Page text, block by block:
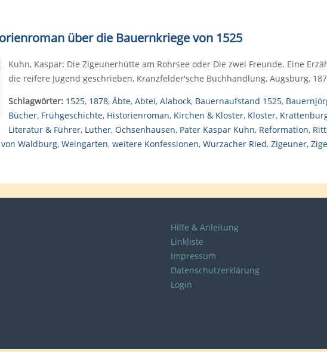
über die Bauernkriege von 1525
Kuhn, Kaspar: Die Zigeunerhütte am Rohrsee oder Die zwei Freunde. Eine
die reifere Jugend geschrieben, Kranzfelder'sche Buchhandlung, Augsburg,
Schlagwörter: 1525, 1878, Äbte, Abtei, Alabock, Bauernaufstand 1525,
Bücher, Frühgeschichte, Historienroman, Kirchen & Kloster, Kloster,
Literatur & Führer, Luther, Ochsenhausen, Pater Kaspar Kuhn, Reformation,
Waldburg, Weingarten, weitere Konfessionen, Wurzacher Ried, Zigeuner,
Hilfe & Anleitung
Linkliste
Impressum
Datenschutzerklärung
Login